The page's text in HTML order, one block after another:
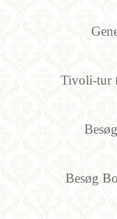
Tivoli-tur
Besøg